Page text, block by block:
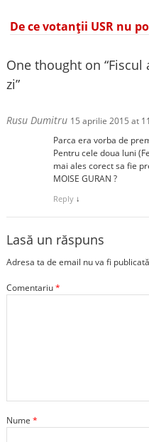
De ce votanții USR nu
One thought on “Fiscul
zi”
Rusu Dumitru 15 aprilie 2015 at
Parca era vorba de
Pentru cele doua luni
mai ales corect sa fie
MOISE GURAN ?
Reply ↓
Lasă un răspuns
Adresa ta de email nu va fi
Comentariu*
Nume *